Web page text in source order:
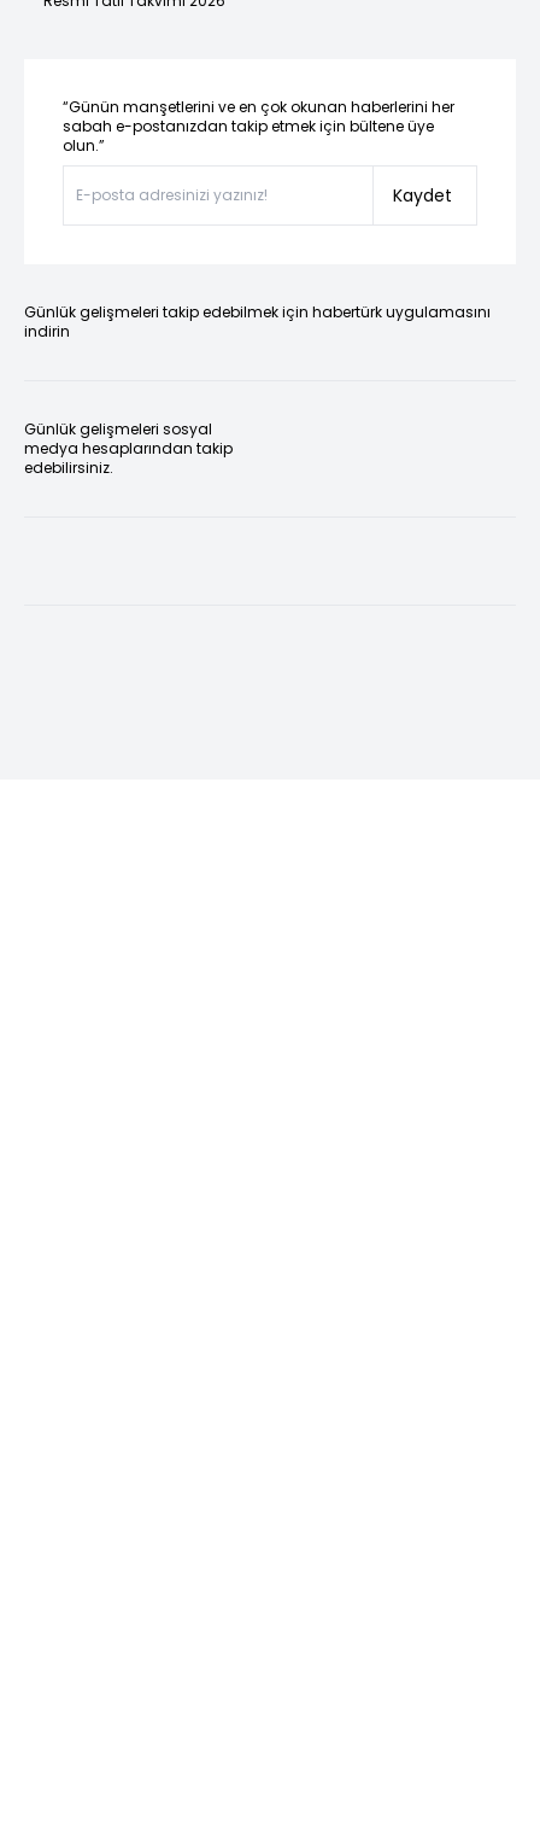
“Günün manşetlerini ve en çok okunan haberlerini her
sabah e-postanızdan takip etmek için bültene üye
olun.”
Kaydet
Günlük gelişmeleri takip edebilmek için habertürk uygulamasını
indirin
Günlük gelişmeleri sosyal
medya hesaplarından takip
edebilirsiniz.